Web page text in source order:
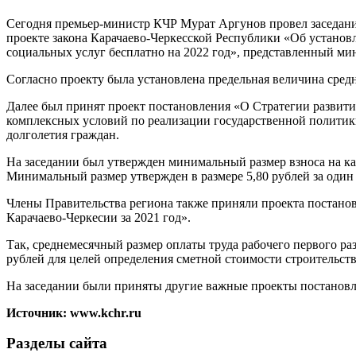
Сегодня премьер-министр КЧР Мурат Аргунов провел
проекте закона Карачаево-Черкесской Республики «Об
социальных услуг бесплатно на 2022 год», представленный
Согласно проекту была установлена предельная величина
Далее был принят проект постановления «О Стратегии
комплексных условий по реализации государственной
долголетия граждан.
На заседании был утвержден минимальный размер взноса на
Минимальный размер утвержден в размере 5,80 рублей за
Члены Правительства региона также приняли проекта
Карачаево-Черкесии за 2021 год».
Так, среднемесячный размер оплаты труда рабочего первого
рублей для целей определения сметной стоимости
На заседании были приняты другие важные проекты
Источник: www.kchr.ru
Разделы сайта